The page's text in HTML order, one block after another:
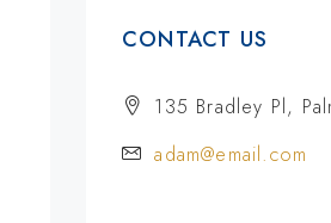
CONTACT US
135 Bradley Pl,
adam@email.com